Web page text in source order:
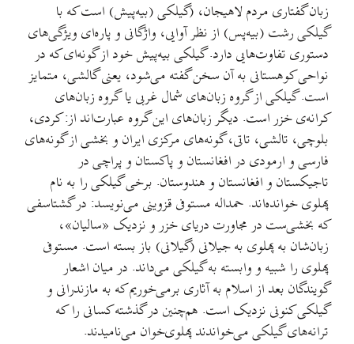
زبان گفتاری مردم لاهيجان، (گيلکی (بيه‌پيش) است که با
گيلکی رشت (بيه‌پس) از نظر آوايی، واژگانی و پاره‌ای ويژگی‌های
دستوری تفاوت‌هايی دارد. گيلکی بيه‌پيش خود از گونه‌ای که در
نواحی کوهستانی به آن سخن گفته می‌شود، يعنی گالشی، متمايز
است. گيلکی از گروه زبان‌های شمال غربی يا گروه زبان‌های
کرانه‌ی خزر است. ديگر زبان‌های اين گروه عبارت‌اند از: کردی،
بلوچی، تالشی، تاتی، گونه‌های مرکزی ايران و بخشی از گونه‌های
فارسی و ارمودی در افغانستان و پاکستان و پراچی در
تاجيکستان و افغانستان و هندوستان. برخی گيلکی را به نام
پهلوی خوانده‌اند. حمداله مستوفی قزوينی می‌نويسد: در گشتاسفی
که بخشی‌ست در مجاورت دريای خزر و نزديک «ساليان»،
زبان‌شان به پهلوی به جيلانی (گيلانی) باز بسته است. مستوفی
پهلوی را شبيه و وابسته به گيلکی می‌داند. در ميان اشعار
گويندگان بعد از اسلام به آثاری برمی‌خوريم که به مازندرانی و
گيلکی کنونی نزديک است. هم‌چنين در گذشته کسانی را که
ترانه‌های گيلکی می‌خواندند پهلوی‌خوان می‌ناميدند.